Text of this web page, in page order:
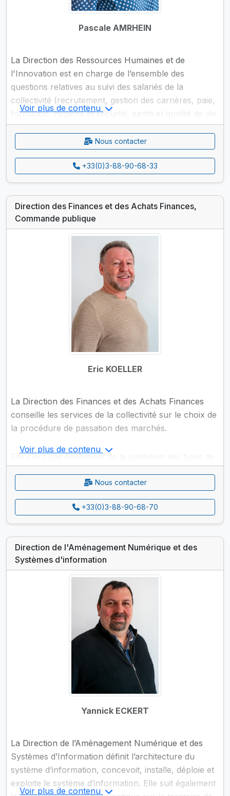
Pascale AMRHEIN
La Direction des Ressources Humaines et de
l'Innovation est en charge de l’ensemble des
questions relatives au suivi des salariés de la
collectivité (recrutement, gestion des carrières, paie,
formation, hygiène et sécurité, santé et qualité de vie
au travail, retraite…).
Voir plus de contenu
Nous contacter
+33(0)3-88-90-68-33
Direction des Finances et des Achats Finances,
Commande publique
Eric KOELLER
La Direction des Finances et des Achats Finances
conseille les services de la collectivité sur le choix de
la procédure de passation des marchés.
Elle s’occupe également de la validation des bons de
et du suivi des marchés publics, du traitement
administratif des conventions hors marchés publics,
et de la prise en charge des procédures de
délégation de service public.
Voir plus de contenu
Nous contacter
+33(0)3-88-90-68-70
Direction de l'Aménagement Numérique et des
Systèmes d'information
Yannick ECKERT
La Direction de l’Aménagement Numérique et des
Systèmes d’Information définit l’architecture du
système d’information, concevoit, installe, déploie et
exploite le système d’information. Elle suit également
Voir plus de contenu